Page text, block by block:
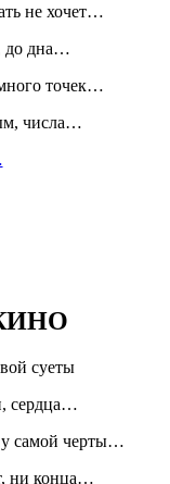
не хочет…
до дна…
точек…
числа…
суеты
сердца…
самой черты…
ни конца…